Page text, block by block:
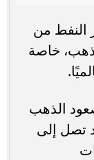
النفط من
خاصة
الذهب
قد تصل إلى